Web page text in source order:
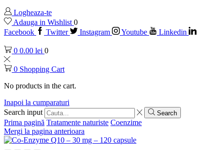
Logheaza-te
Adauga in Wishlist 0
Facebook
Twitter Instagram Youtube Linkedin
0 0.00 lei 0
0 Shopping Cart
No products in the cart.
Inapoi la cumparaturi
Search input
Search
Prima pagină Tratamente naturiste Coenzime
Mergi la pagina anterioara